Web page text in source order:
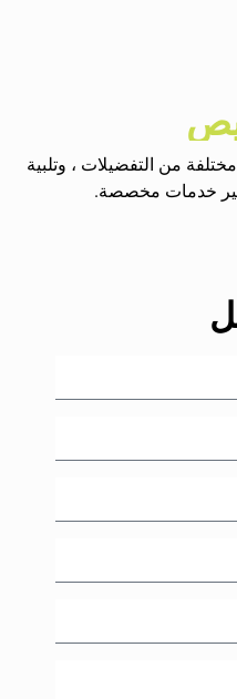
من التفضيلات ، وتلبية
خدمات مخصصة.